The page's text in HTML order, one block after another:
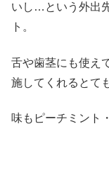
いし…という外出
ト。
舌や歯茎にも使え
施してくれるとて
味もピーチミント